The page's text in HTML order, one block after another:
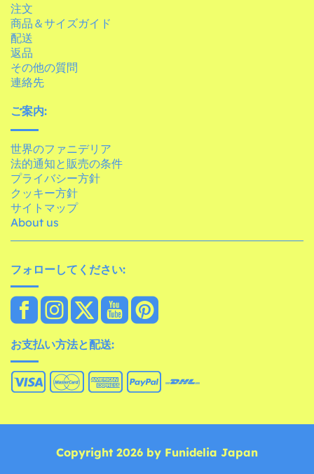
注文
商品＆サイズガイド
配送
返品
その他の質問
連絡先
ご案内:
世界のファニデリア
法的通知と販売の条件
プライバシー方針
クッキー方針
サイトマップ
About us
フォローしてください:
お支払い方法と配送:
Copyright 2026 by Funidelia Japan